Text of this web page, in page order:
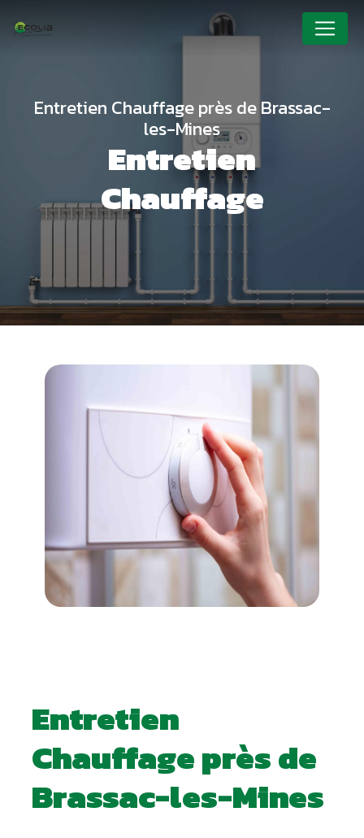
Entretien Chauffage près de Brassac-
les-Mines
Entretien
Chauffage
Entretien
Chauffage près de
Brassac-les-Mines